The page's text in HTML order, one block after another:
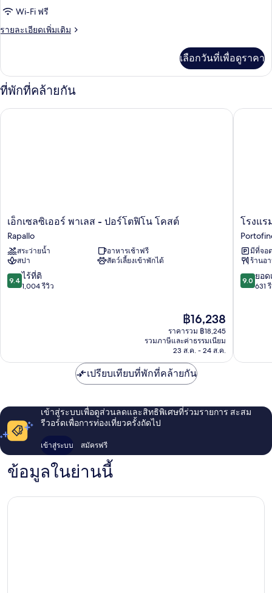
ของ
ห้อง
Fruttuoso)
Wi-Fi ฟรี
รายละเอียดเพิ่มเติม
ราย
เกี่ยว
กับ
ห้อง
ท
เลือกวันที่เพื่อดูราคา
ที่พักที่คล้ายกัน
เอ็ก
เซล
ซิ
เอ
อร์
พา
เลส
Rapallo
เอ็กเซลซิเออร์ พาเลส - ปอร์โตฟิโน โคสต์
Rapallo
สระว่ายน้ำ
อาหารเช้าฟรี
สปา
สัตว์เลี้ยงเข้าพักได้
9.4
จาก
9.4 ไร้ที่ติ
1,004 รีวิว
ราคา
ปัจจุบัน
คือ
฿16,238
฿16,238
ราคารวม ฿18,245
รวมภาษีและค่าธรรมเนียม
23 ส.ค. - 24 ส.ค.
เอ็กเซลซิเออร์ พาเลส - ปอร์โตฟิโน โคสต์
โรง
แรม
ปิก
โคโล
ปอร์
โต
ฟิโน
โรงแ
มีที่จอ
ร้านอ
9.0
จาก
9.0 ยอด
631
โรงแรม
เปรียบเทียบที่พักที่คล้ายกัน
เข้าสู่ระบบเพื่อดูส่วนลดและสิทธิพิเศษที่ร่วมรายการ สะสม
รีวอร์ดเพื่อการท่องเที่ยวครั้งถัดไป
เข้าสู่ระบบ สมัครฟรี
ข้อมูลในย่านนี้